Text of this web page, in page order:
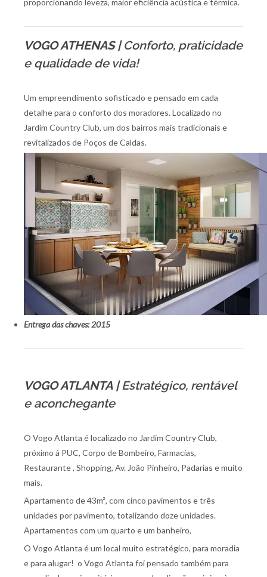
proporcionando leveza, maior eficiência acústica e térmica.
VOGO ATHENAS |Conforto, praticidade
e qualidade de vida!
Um empreendimento sofisticado e pensado em cada
detalhe para o conforto dos moradores. Localizado no
Jardim Country Club, um dos bairros mais tradicionais e
revitalizados de Poços de Caldas.
Entrega das chaves: 2015
VOGO ATLANTA |Estratégico, rentável
e aconchegante
O Vogo Atlanta é localizado no Jardim Country Club,
próximo á PUC, Corpo de Bombeiro, Farmacias,
Restaurante , Shopping, Av. João Pinheiro, Padarias e muito
mais.
Apartamento de 43m², com cinco pavimentos e três
unidades por pavimento, totalizando doze unidades.
Apartamentos com um quarto e um banheiro,
O Vogo Atlanta é um local muito estratégico, para moradia
e para alugar! o Vogo Atlanta foi pensado também para